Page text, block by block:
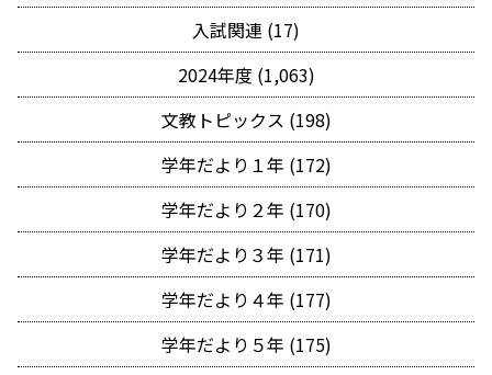
入試関連 (17)
2024年度 (1,063)
文教トピックス (198)
学年だより１年 (172)
学年だより２年 (170)
学年だより３年 (171)
学年だより４年 (177)
学年だより５年 (175)